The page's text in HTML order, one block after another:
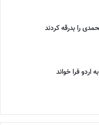
را بدرقه کردند